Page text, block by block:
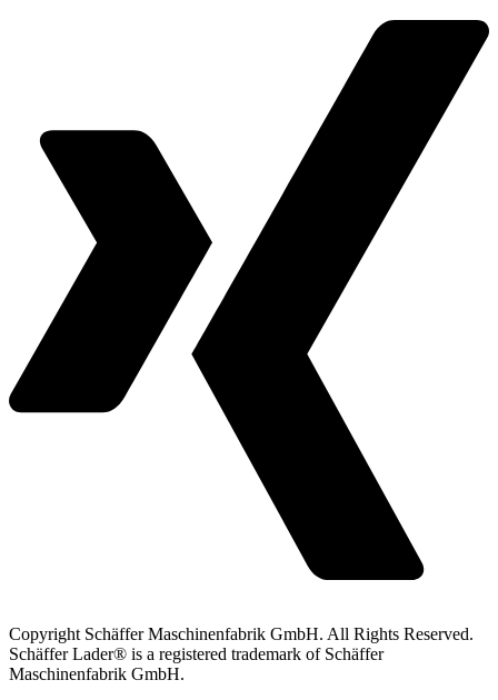
Copyright Schäffer Maschinenfabrik GmbH. All Rights Reserved.
Schäffer Lader® is a registered trademark of Schäffer
Maschinenfabrik GmbH.